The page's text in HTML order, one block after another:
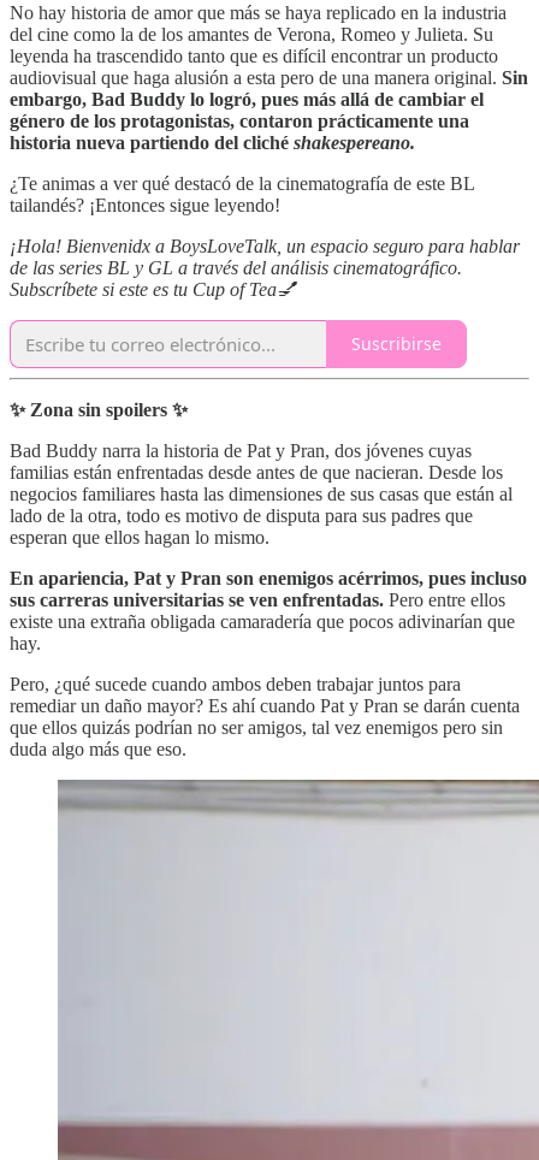
No hay historia de amor que más se haya replicado en la industria
del cine como la de los amantes de Verona, Romeo y Julieta. Su
leyenda ha trascendido tanto que es difícil encontrar un producto
audiovisual que haga alusión a esta pero de una manera original. Sin
embargo, Bad Buddy lo logró, pues más allá de cambiar el
género de los protagonistas, contaron prácticamente una
historia nueva partiendo del cliché shakespereano.
¿Te animas a ver qué destacó de la cinematografía de este BL
tailandés? ¡Entonces sigue leyendo!
¡Hola! Bienvenidx a BoysLoveTalk, un espacio seguro para hablar
de las series BL y GL a través del análisis cinematográfico.
Subscríbete si este es tu Cup of Tea💅
Suscribirse
✨ Zona sin spoilers ✨
Bad Buddy narra la historia de Pat y Pran, dos jóvenes cuyas
familias están enfrentadas desde antes de que nacieran. Desde los
negocios familiares hasta las dimensiones de sus casas que están al
lado de la otra, todo es motivo de disputa para sus padres que
esperan que ellos hagan lo mismo.
En apariencia, Pat y Pran son enemigos acérrimos, pues incluso
sus carreras universitarias se ven enfrentadas. Pero entre ellos
existe una extraña obligada camaradería que pocos adivinarían que
hay.
Pero, ¿qué sucede cuando ambos deben trabajar juntos para
remediar un daño mayor? Es ahí cuando Pat y Pran se darán cuenta
que ellos quizás podrían no ser amigos, tal vez enemigos pero sin
duda algo más que eso.